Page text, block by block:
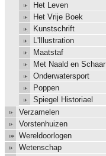
Het Leven
Het Vrije Boek
Kunstschrift
L'Illustration
Maatstaf
Met Naald en Schaar
Onderwatersport
Poppen
Spiegel Historiael
Verzamelen
Vorstenhuizen
Wereldoorlogen
Wetenschap